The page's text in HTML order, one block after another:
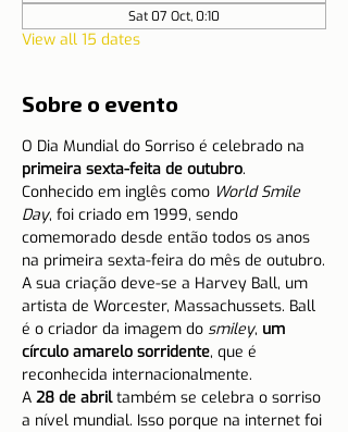
Sat 07 Oct, 0:10
View all 15 dates
Sobre o evento
O Dia Mundial do Sorriso é celebrado na
primeira sexta-feita de outubro.
Conhecido em inglês como World Smile
Day, foi criado em 1999, sendo
comemorado desde então todos os anos
na primeira sexta-feira do mês de outubro.
A sua criação deve-se a Harvey Ball, um
artista de Worcester, Massachussets. Ball
é o criador da imagem do smiley, um
círculo amarelo sorridente, que é
reconhecida internacionalmente.
A 28 de abril também se celebra o sorriso
a nível mundial. Isso porque na internet foi